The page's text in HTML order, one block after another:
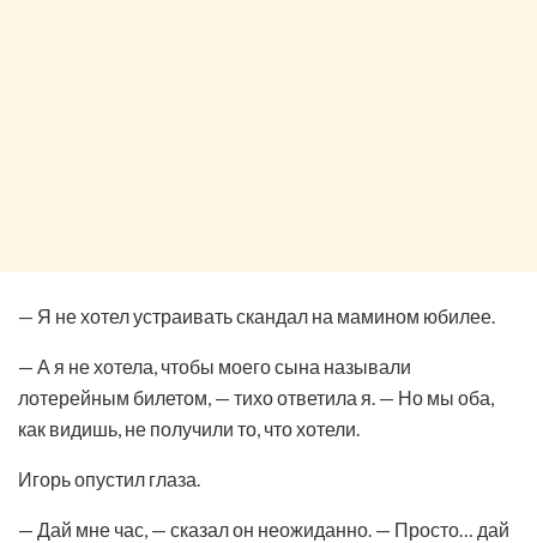
— Я не хотел устраивать скандал на мамином юбилее.
— А я не хотела, чтобы моего сына называли
лотерейным билетом, — тихо ответила я. — Но мы оба,
как видишь, не получили то, что хотели.
Игорь опустил глаза.
— Дай мне час, — сказал он неожиданно. — Просто… дай